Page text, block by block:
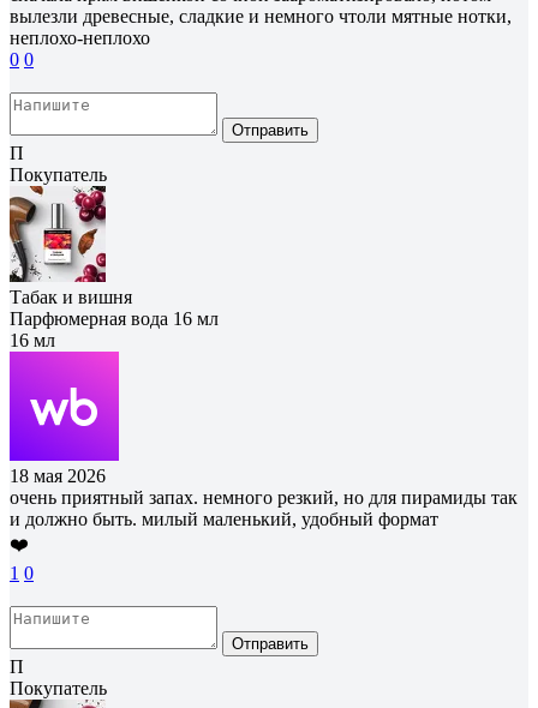
вылезли древесные, сладкие и немного чтоли мятные нотки,
неплохо-неплохо
0 0
Отправить
П
Покупатель
Табак и вишня
Парфюмерная вода 16 мл
16 мл
18 мая 2026
очень приятный запах. немного резкий, но для пирамиды так
и должно быть. милый маленький, удобный формат
❤️
1 0
Отправить
П
Покупатель